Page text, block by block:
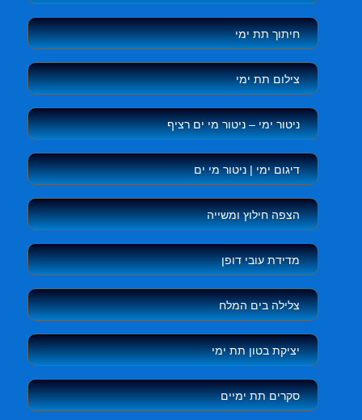
חיתוך תת ימי
צילום תת ימי
ניטור ימי – ניטור מי ים רציף
דיגום ימי | ניטור מי ים
הצפה חילוץ ומשייה
מדידת עובי דופן
צלילה בים המלח
יציקת בטון תת ימי
סקרים תת ימיים